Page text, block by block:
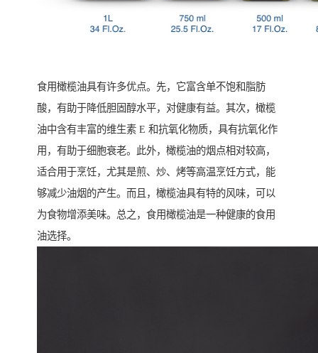
食用橄榄油具有许多优点。先，它富含单不饱和脂肪
酸，有助于降低胆固醇水平，对健康有益。其次，橄榄
油中含有丰富的维生素 E 和抗氧化物质，具有抗氧化作
用，有助于细胞衰老。此外，橄榄油的烟点相对较高，
适合用于烹饪，尤其是煎、炒、烤等高温烹饪方式，能
够减少油烟的产生。而且，橄榄油具有特的风味，可以
为食物增添美味。总之，食用橄榄油是一种健康的食用
油选择。